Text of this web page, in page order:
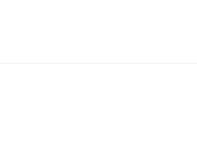
标的信息：主要标的名称：详见